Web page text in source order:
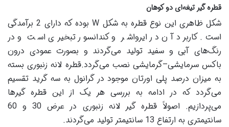
قطره گیر تیغه‌ای دو کوهان
شکل ظاهری این نوع قطره به شکل W بوده که دارای 2 برآمدگی
است. کاربرد آن در ایرواشر و کندانسور تبخیری است و در
رنگ‌های آبی و سفید تولید می‌گردند و بصورت عمودی درون
باکس سرمایشی–گرمایشی نصب می‌گردد.قطره لانه زنبوری بسته
به میزان درصد پلی اورتان موجود در گرانول به سه گرید تقسیم
می‌گردد که در ادامه به بررسی هر یک از این قطره گیرها
می‌پردازیم. اصولاً قطره گیر لانه زنبوری در عرض 30 و 60
سانتیمتری به ارتفاع 13 سانتیمتر تولید می‌گردند.